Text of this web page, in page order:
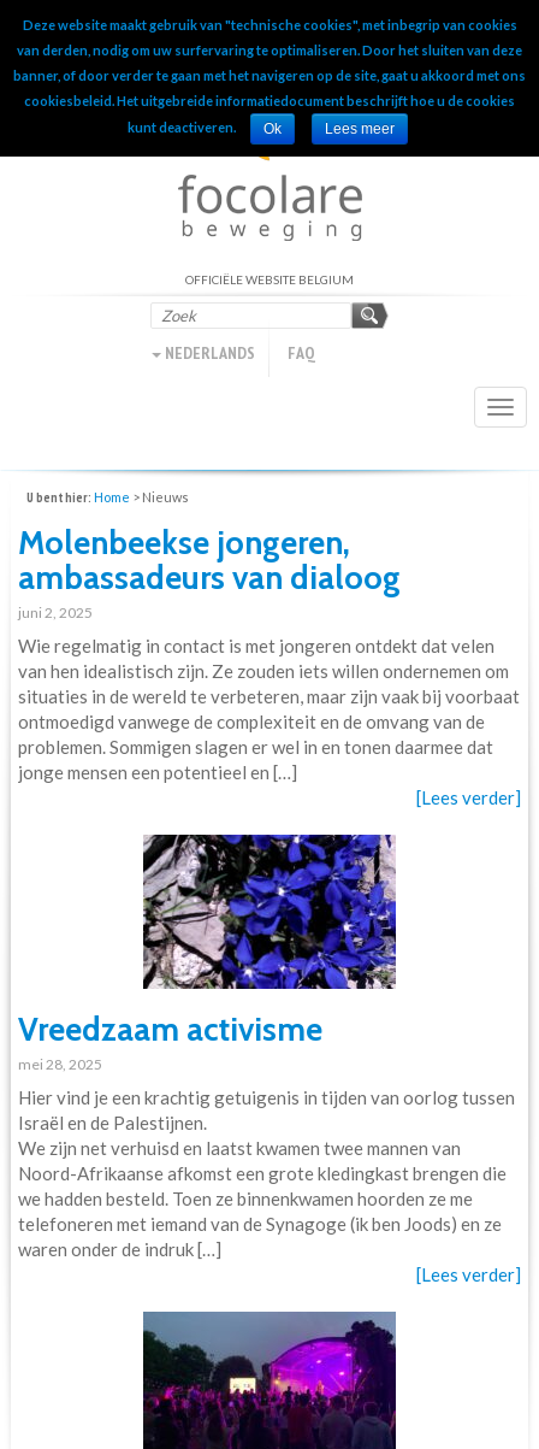
INTERNATIONAL OFFICIAL WEBSITE
OFFICIËLE WEBSITE BELGIUM
NEDERLANDS FAQ
U bent hier: Home > Nieuws
Molenbeekse jongeren,
ambassadeurs van dialoog
juni 2, 2025
Wie regelmatig in contact is met jongeren ontdekt dat velen
van hen idealistisch zijn. Ze zouden iets willen ondernemen om
situaties in de wereld te verbeteren, maar zijn vaak bij voorbaat
ontmoedigd vanwege de complexiteit en de omvang van de
problemen. Sommigen slagen er wel in en tonen daarmee dat
jonge mensen een potentieel en […]
[Lees verder]
Vreedzaam activisme
mei 28, 2025
Hier vind je een krachtig getuigenis in tijden van oorlog tussen
Israël en de Palestijnen.
We zijn net verhuisd en laatst kwamen twee mannen van
Noord-Afrikaanse afkomst een grote kledingkast brengen die
we hadden besteld. Toen ze binnenkwamen hoorden ze me
telefoneren met iemand van de Synagoge (ik ben Joods) en ze
waren onder de indruk […]
[Lees verder]
Deze website maakt gebruik van "technische cookies", met inbegrip van cookies
van derden, nodig om uw surfervaring te optimaliseren. Door het sluiten van deze
banner, of door verder te gaan met het navigeren op de site, gaat u akkoord met ons
cookiesbeleid. Het uitgebreide informatiedocument beschrijft hoe u de cookies
kunt deactiveren.
Ok Lees meer